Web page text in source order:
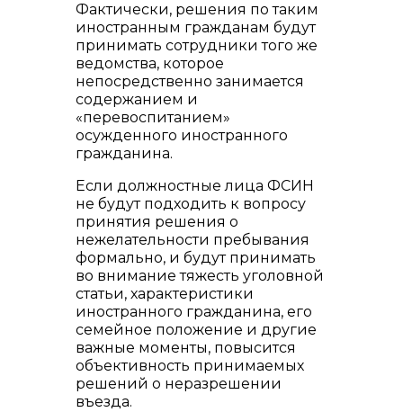
Фактически, решения по таким
иностранным гражданам будут
принимать сотрудники того же
ведомства, которое
непосредственно занимается
содержанием и
«перевоспитанием»
осужденного иностранного
гражданина.
Если должностные лица ФСИН
не будут подходить к вопросу
принятия решения о
нежелательности пребывания
формально, и будут принимать
во внимание тяжесть уголовной
статьи, характеристики
иностранного гражданина, его
семейное положение и другие
важные моменты, повысится
объективность принимаемых
решений о неразрешении
въезда.